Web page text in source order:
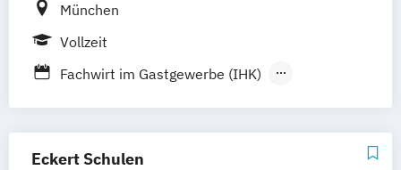
München
Vollzeit
Fachwirt im Gastgewerbe (IHK)
Staatlich geprüfte/r Assistent/in für Hotel-
Eckert Schulen